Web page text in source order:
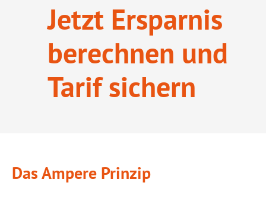
Jetzt Ersparnis
berechnen und
Tarif sichern
Das Ampere Prinzip